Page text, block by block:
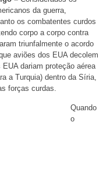
da guerra,
os combatentes curdos
corpo a corpo contra
triunfalmente o acordo
aviões dos EUA decolem
dariam proteção aérea
a Turquia) dentro da Síria,
forças curdas.
Quando
o